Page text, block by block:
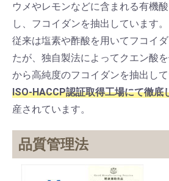
ウメやレモンなどに含まれる有機
し、フコイダンを抽出しています。
従来は塩素や酢酸を用いてフコイ
たが、独自製法によってクエン酸
から高純度のフコイダンを抽出して
ISO-HACCP認証取得工場にて徹底
産されています。
品質管理法